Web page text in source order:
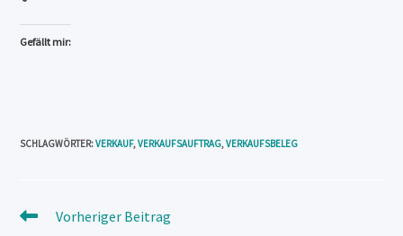
Gefällt mir:
SCHLAGWÖRTER:VERKAUF,VERKAUFSAUFTRAG,VERKAUFSBELEG
WeitereVorheriger Beitrag